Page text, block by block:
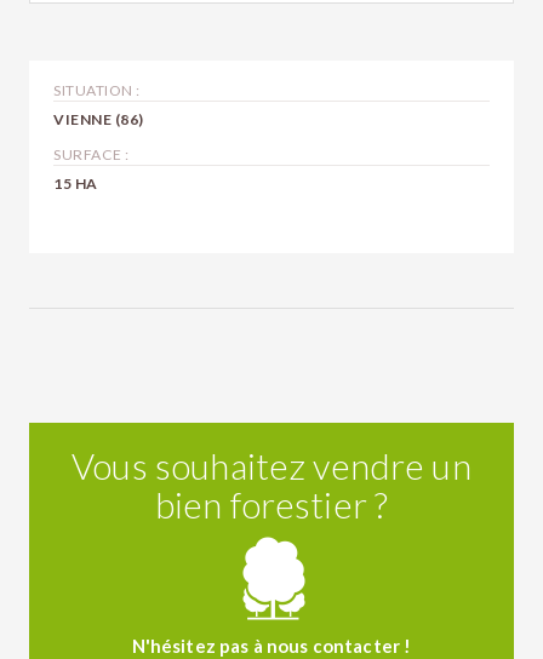
Coupe d’éclaircie à prévoir afin de favoriser le
développement du chêne.
SITUATION :
VIENNE (86)
SURFACE :
15 HA
Vous souhaitez vendre un
bien forestier ?
N'hésitez pas à nous contacter !